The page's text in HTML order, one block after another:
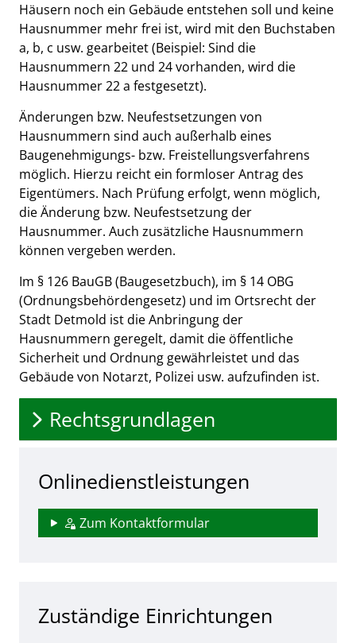
Häusern noch ein Gebäude entstehen soll und keine
Hausnummer mehr frei ist, wird mit den Buchstaben
a, b, c usw. gearbeitet (Beispiel: Sind die
Hausnummern 22 und 24 vorhanden, wird die
Hausnummer 22 a festgesetzt).
Änderungen bzw. Neufestsetzungen von
Hausnummern sind auch außerhalb eines
Baugenehmigungs- bzw. Freistellungsverfahrens
möglich. Hierzu reicht ein formloser Antrag des
Eigentümers. Nach Prüfung erfolgt, wenn möglich,
die Änderung bzw. Neufestsetzung der
Hausnummer. Auch zusätzliche Hausnummern
können vergeben werden.
Im § 126 BauGB (Baugesetzbuch), im § 14 OBG
(Ordnungsbehördengesetz) und im Ortsrecht der
Stadt Detmold ist die Anbringung der
Hausnummern geregelt, damit die öffentliche
Sicherheit und Ordnung gewährleistet und das
Gebäude von Notarzt, Polizei usw. aufzufinden ist.
Rechtsgrundlagen
Onlinedienstleistungen
Zum Kontaktformular
Zuständige Einrichtungen